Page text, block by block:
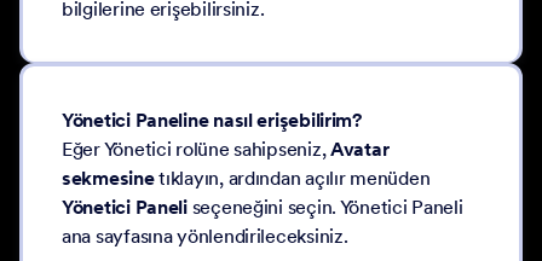
bilgilerine erişebilirsiniz.
Yönetici Paneline nasıl erişebilirim?
Eğer Yönetici rolüne sahipseniz,Avatar
sekmesinetıklayın, ardından açılır menüden
Yönetici Paneliseçeneğini seçin. Yönetici Paneli
ana sayfasına yönlendirileceksiniz.